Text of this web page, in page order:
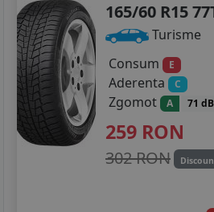
195/55R15
195/60R15
195/65R15
195/70R15
165/60 R15
Turisme
Consum
E
Aderenta C
Zgomot A 71 dB
259 RON
302 RON